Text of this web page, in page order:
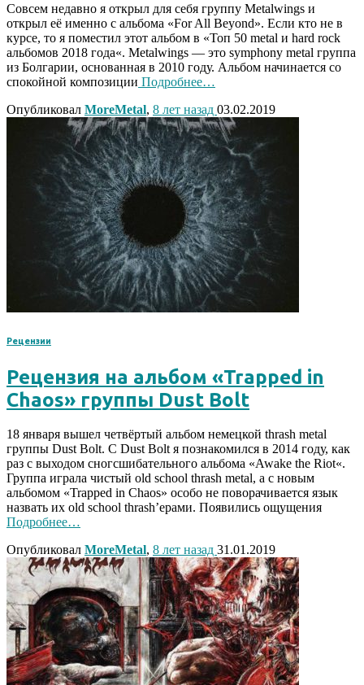
Совсем недавно я открыл для себя группу Metalwings и
открыл её именно с альбома «For All Beyond». Если кто не в
курсе, то я поместил этот альбом в «Топ 50 metal и hard rock
альбомов 2018 года«. Metalwings — это symphony metal группа
из Болгарии, основанная в 2010 году. Альбом начинается со
спокойной композиции Подробнее…
Опубликовал MoreMetal, 8 лет назад 03.02.2019
Рецензии
Рецензия на альбом «Trapped in
Chaos» группы Dust Bolt
18 января вышел четвёртый альбом немецкой thrash metal
группы Dust Bolt. С Dust Bolt я познакомился в 2014 году, как
раз с выходом сногсшибательного альбома «Awake the Riot«.
Группа играла чистый old school thrash metal, а с новым
альбомом «Trapped in Chaos» особо не поворачивается язык
назвать их old school thrash’ерами. Появились ощущения
Подробнее…
Опубликовал MoreMetal, 8 лет назад 31.01.2019